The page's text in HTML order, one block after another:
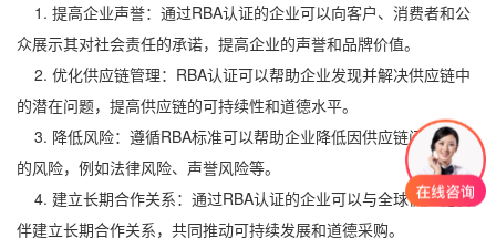
1. 提高企业声誉：通过RBA认证的企业可以向客户、消费者和公
众展示其对社会责任的承诺，提高企业的声誉和品牌价值。
2. 优化供应链管理：RBA认证可以帮助企业发现并解决供应链中
的潜在问题，提高供应链的可持续性和道德水平。
3. 降低风险：遵循RBA标准可以帮助企业降低因供应链问题引发
的风险，例如法律风险、声誉风险等。
4. 建立长期合作关系：通过RBA认证的企业可以与全球供应链伙
伴建立长期合作关系，共同推动可持续发展和道德采购。